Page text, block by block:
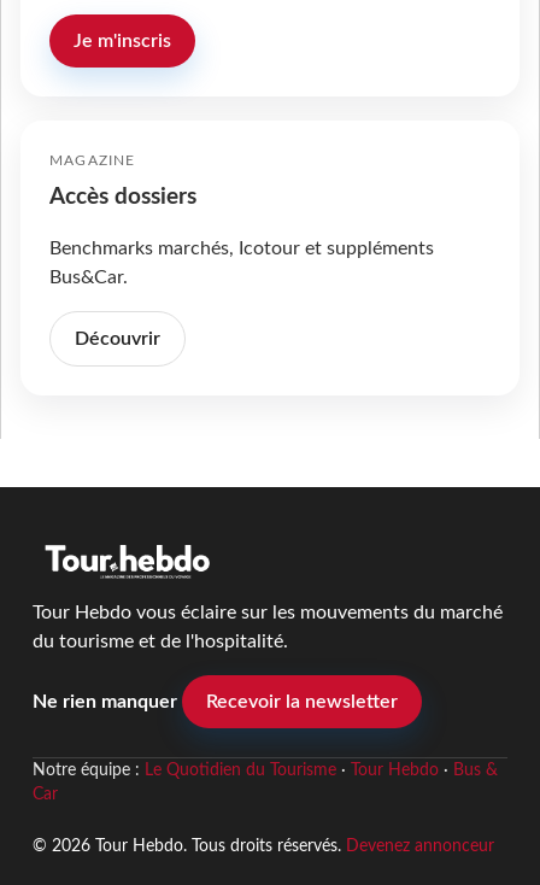
Je m'inscris
MAGAZINE
Accès dossiers
Benchmarks marchés, Icotour et suppléments
Bus&Car.
Découvrir
Tour Hebdo vous éclaire sur les mouvements du marché
du tourisme et de l'hospitalité.
Ne rien manquer Recevoir la newsletter
Notre équipe : Le Quotidien du Tourisme· Tour Hebdo· Bus &
Car
© 2026 Tour Hebdo. Tous droits réservés. Devenez annonceur